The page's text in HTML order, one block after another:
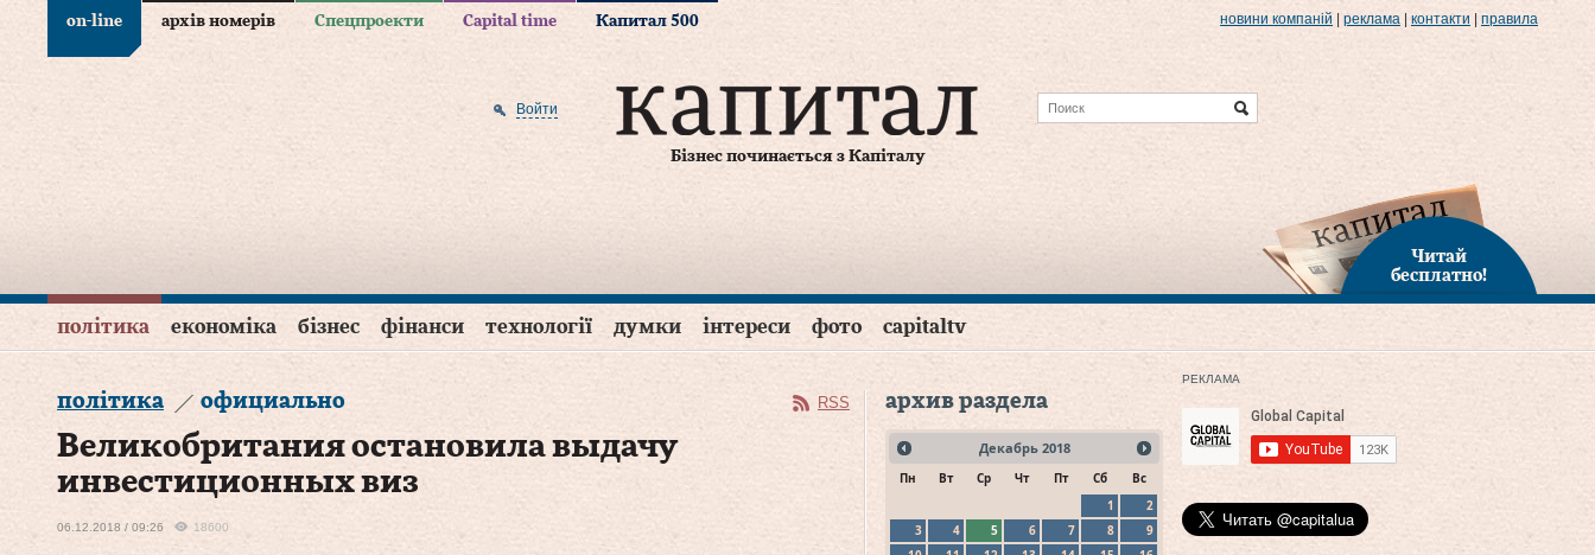
on-line архів номерів Спецпроекти Capital time Капитал 500 новини компаній реклама контакти правила
Бізнес починається з Капіталу
Войти
Читай
бесплатно!
політика економіка бізнес фінанси технології думки інтереси фото capitaltv
політика официально RSS
Великобритания остановила выдачу
инвестиционных виз
06.12.2018 / 09:26 18600
архив раздела
Декабрь 2018
Пн Вт Ср Чт Пт Сб
Вс
1
2
3
4 5 6 7 8
9
РЕКЛАМА